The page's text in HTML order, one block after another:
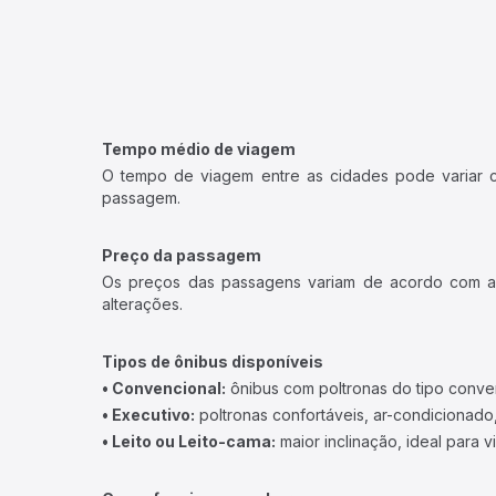
Tempo médio de viagem
O tempo de viagem entre as cidades pode variar
passagem.
Preço da passagem
Os preços das passagens variam de acordo com
alterações.
Tipos de ônibus disponíveis
• Convencional: ônibus com poltronas do tipo
• Executivo: poltronas confortáveis, ar-
• Leito ou Leito-cama: maior inclinação, ideal para